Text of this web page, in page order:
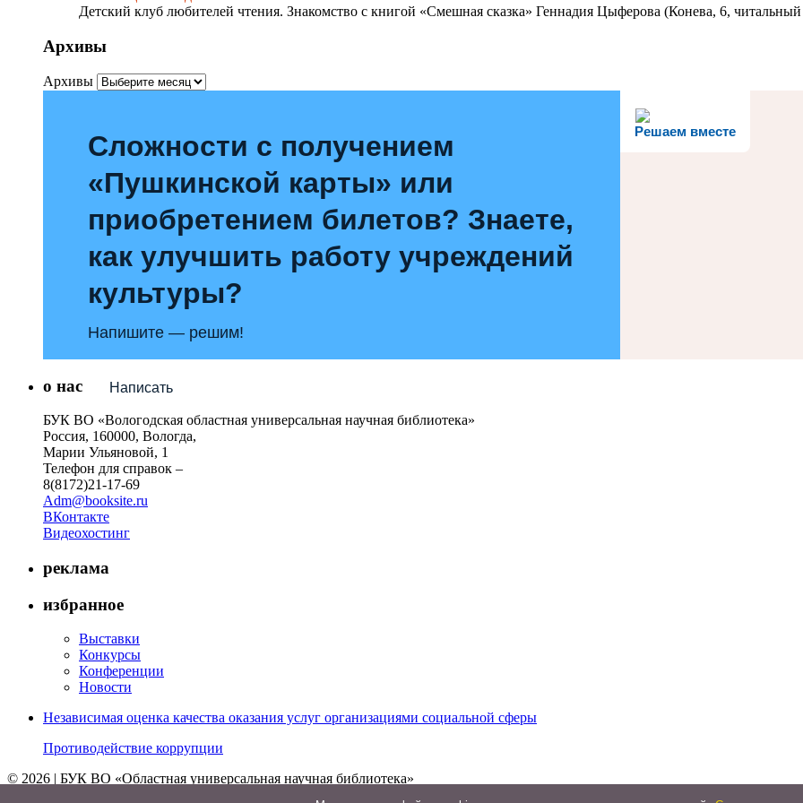
Детский клуб любителей чтения. Знакомство с книгой «Смешная сказка» Геннадия Цыферова (Конева, 6, читальный
Архивы
Архивы
Решаем вместе
Сложности с получением
«Пушкинской карты» или
приобретением билетов? Знаете,
как улучшить работу учреждений
культуры?
Напишите — решим!
Написать
о нас
БУК ВО «Вологодская областная универсальная научная библиотека»
Россия, 160000, Вологда,
Марии Ульяновой, 1
Телефон для справок –
8(8172)21-17-69
Adm@booksite.ru
ВКонтакте
Видеохостинг
реклама
избранное
Выставки
Конкурсы
Конференции
Новости
Независимая оценка качества оказания услуг организациями социальной сферы
Противодействие коррупции
© 2026 | БУК ВО «Областная универсальная научная библиотека»